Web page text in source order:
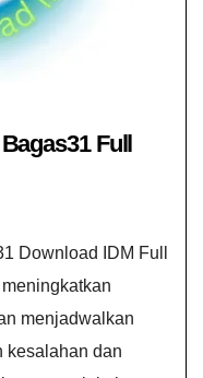
Full
Download IDM Full
menjadwalkan
kesalahan dan